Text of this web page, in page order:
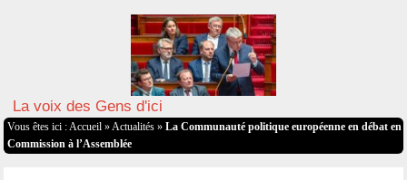
La voix des Gens d'ici
Vous êtes ici : Accueil » Actualités» La Communauté politique européenne en débat en
Commission à l’Assemblée